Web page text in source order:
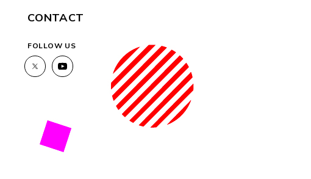
CONTACT
FOLLOW US